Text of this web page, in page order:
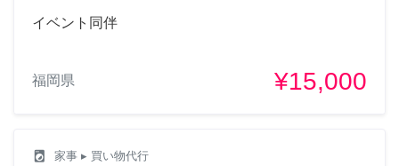
イベント同伴
福岡県 ¥15,000
local_laundry_service 家事 ▸ 買い物代行